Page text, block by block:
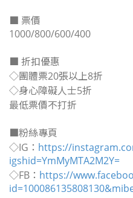
■ 票價
1000/800/600/400
■ 折扣優惠
◇團體票20張以上8折
◇身心障礙人士5折
最低票價不打折
■粉絲專頁
◇IG： https://
igshid=YmMyMTA2M2Y=
◇FB： https://